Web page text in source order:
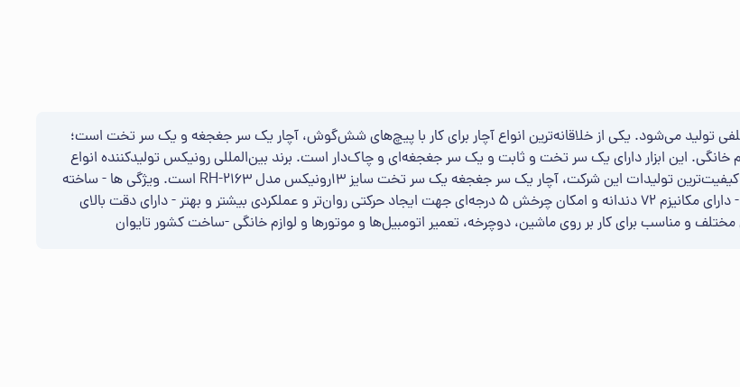
مختلفی تولید می‌شود. یکی از خلاقانه‌ترین انواع آچار برای کار با پیچ‌های شش‌گوش، آچار یک سر جغجغه و یک سر تخت است؛
خانگی. این ابزار دارای یک سر تخت و ثابت و یک سر جغجغه‌ای و چاک‌دار است. برند بین‌المللی رونیکس تولیدکننده انواع
آچار در اندازه‌های مختلف و برای انجام طیف گسترده‌ای از کارها است. یکی از باکیفیت‌ترین تولیدات این شرکت، آچار یک سر جغجغه یک سر تخت سایز 13رونیکس مدل RH-2163 است. ویژگی ها - ساخته
شده از کروم وانادیوم سخت‌کاری شده که قدرت و دوام ابزار را تضمین می‌کند - دارای مکانیزم 72 دندانه و امکان چرخش 5 درجه‌ای جهت ایجاد حرکتی روان‌تر و عملکردی بیشتر و بهتر - دارای دقت بالای
مختلف و مناسب برای کار بر روی ماشین، دوچرخه، تعمیر اتومبیل‌ها و موتورها و لوازم خانگی -ساخت کشور تایوان